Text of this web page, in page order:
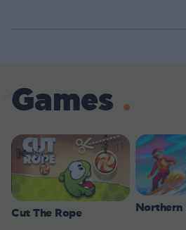
Games
Cut The Rope Northern